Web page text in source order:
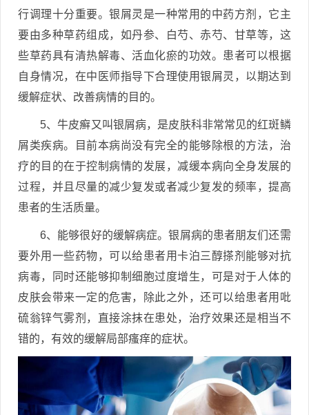
行调理十分重要。银屑灵是一种常用的中药方剂，它主
要由多种草药组成，如丹参、白芍、赤芍、甘草等，这
些草药具有清热解毒、活血化瘀的功效。患者可以根据
自身情况，在中医师指导下合理使用银屑灵，以期达到
缓解症状、改善病情的目的。
5、牛皮癣又叫银屑病，是皮肤科非常常见的红斑鳞
屑类疾病。目前本病尚没有完全的能够除根的方法，治
疗的目的在于控制病情的发展，减缓本病向全身发展的
过程，并且尽量的减少复发或者减少复发的频率，提高
患者的生活质量。
6、能够很好的缓解病症。银屑病的患者朋友们还需
要外用一些药物，可以给患者用卡泊三醇搽剂能够对抗
病毒，同时还能够抑制细胞过度增生，可是对于人体的
皮肤会带来一定的危害，除此之外，还可以给患者用吡
硫翁锌气雾剂，直接涂抹在患处，治疗效果还是相当不
错的，有效的缓解局部瘙痒的症状。